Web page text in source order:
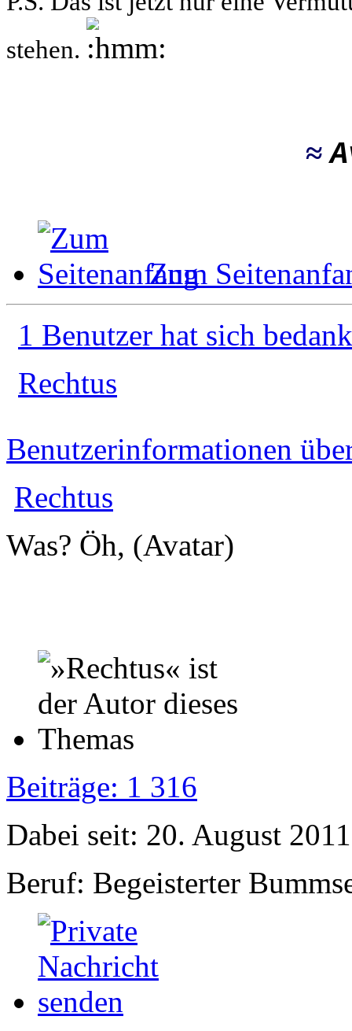
stehen.
≈
Zum
1 Benutzer hat sich
Rechtus
Benutzerinformationen
Rechtus
Was? Öh, (Avatar)
Beiträge: 1 316
Dabei seit: 20. August 2011
Beruf: Begeisterter